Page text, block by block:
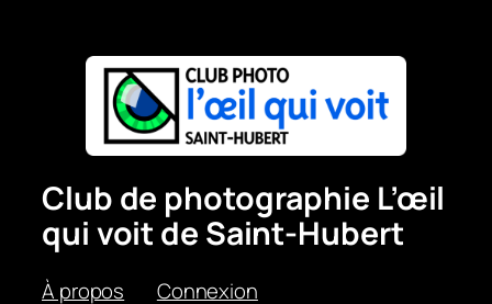
Club de photographie L’œil
qui voit de Saint-Hubert
À propos
Connexion